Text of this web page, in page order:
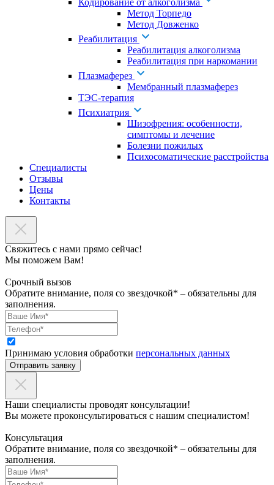
Кодирование от алкоголизма
Метод Торпедо
Метод Довженко
Реабилитация
Реабилитация алкоголизма
Реабилитация при наркомании
Плазмаферез
Мембранный плазмаферез
ТЭС-терапия
Психиатрия
Шизофрения: особенности,
симптомы и лечение
Болезни пожилых
Психосоматические расстройства
Специалисты
Отзывы
Цены
Контакты
Свяжитесь с нами прямо сейчас!
Мы поможем Вам!
Срочный вызов
Обратите внимание, поля со звездочкой* – обязательны для
заполнения.
Принимаю условия обработки персональных данных
Отправить заявку
Наши специалисты проводят консультации!
Вы можете проконсультироваться с нашим специалистом!
Консультация
Обратите внимание, поля со звездочкой* – обязательны для
заполнения.